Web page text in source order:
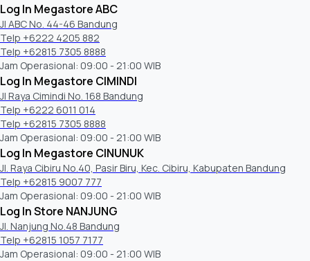
Log In Megastore ABC
Jl ABC No. 44-46 Bandung
Telp +6222 4205 882
Telp +62815 7305 8888
Jam Operasional: 09:00 - 21:00 WIB
Log In Megastore CIMINDI
Jl Raya Cimindi No. 168 Bandung
Telp +6222 6011 014
Telp +62815 7305 8888
Jam Operasional: 09:00 - 21:00 WIB
Log In Megastore CINUNUK
Jl. Raya Cibiru No.40, Pasir Biru, Kec. Cibiru, Kabupaten Bandung
Telp +62815 9007 777
Jam Operasional: 09:00 - 21:00 WIB
Log In Store NANJUNG
Jl. Nanjung No.48 Bandung
Telp +62815 1057 7177
Jam Operasional: 09:00 - 21:00 WIB